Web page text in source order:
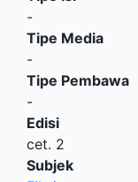
-
Tipe Media
-
Tipe Pembawa
-
Edisi
cet. 2
Subjek